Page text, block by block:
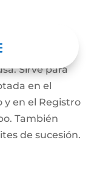
prueba el
Sirve para
en el
y en el Registro
También
de sucesión.